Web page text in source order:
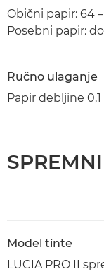
Obični papir: 64
Posebni papir:
Ručno ulaganje
Papir debljine
Model tinte
LUCIA PRO II